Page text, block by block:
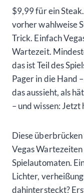
$9,99 für ein
vorher wahlweise
Trick. Einfach
Wartezeit.
das ist Teil des
Pager in die Hand
das aussieht, als
– und wissen:
Diese
Vegas
Spielautomaten.
Lichter,
dahintersteckt?